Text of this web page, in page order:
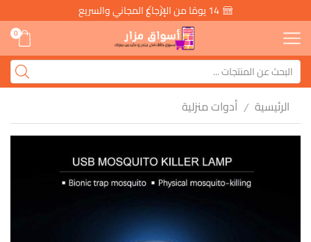
14 يومًا من الإرجاع المجاني والسريع
0
الرئيسية / أدوات منزلية